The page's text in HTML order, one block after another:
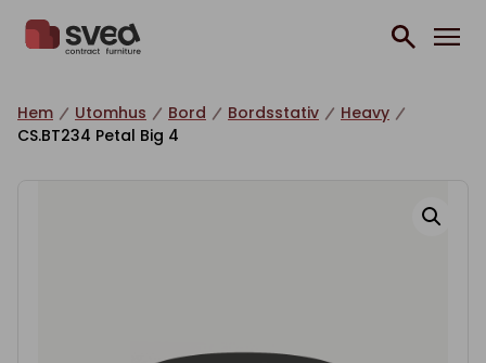
Hem Utomhus Bord Bordsstativ
Heavy
CS.BT234 Petal Big 4